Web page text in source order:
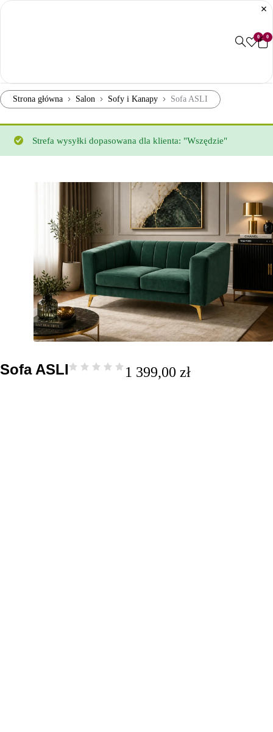
0 0
Strona główna Salon Sofy i Kanapy Sofa ASLI
Strefa wysyłki dopasowana dla klienta: "Wszędzie"
Sofa ASLI 1 399,00 zł